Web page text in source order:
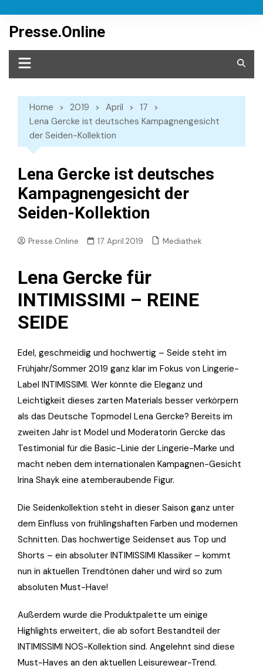
content
Presse.Online
Home 2019 April
17
Lena Gercke ist deutsches Kampagnengesicht
der Seiden-Kollektion
Lena Gercke ist deutsches
Kampagnengesicht der
Seiden-Kollektion
Presse.Online 17. April 2019 Mediathek
Lena Gercke für
INTIMISSIMI – REINE
SEIDE
Edel, geschmeidig und hochwertig – Seide steht im
Frühjahr/Sommer 2019 ganz klar im Fokus von Lingerie-
Label INTIMISSIMI. Wer könnte die Eleganz und
Leichtigkeit dieses zarten Materials besser verkörpern
als das Deutsche Topmodel Lena Gercke? Bereits im
zweiten Jahr ist Model und Moderatorin Gercke das
Testimonial für die Basic-Linie der Lingerie-Marke und
macht neben dem internationalen Kampagnen-Gesicht
Irina Shayk eine atemberaubende Figur.
Die Seidenkollektion steht in dieser Saison ganz unter
dem Einfluss von frühlingshaften Farben und modernen
Schnitten. Das hochwertige Seidenset aus Top und
Shorts – ein absoluter INTIMISSIMI Klassiker – kommt
nun in aktuellen Trendtönen daher und wird so zum
absoluten Must-Have!
Außerdem wurde die Produktpalette um einige
Highlights erweitert, die ab sofort Bestandteil der
INTIMISSIMI NOS-Kollektion sind. Angelehnt sind diese
Must-Haves an den aktuellen Leisurewear-Trend.